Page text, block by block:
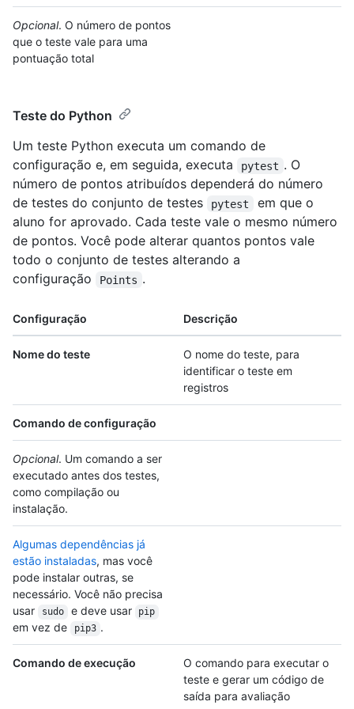
Opcional. O número de pontos
que o teste vale para uma
pontuação total
Teste do Python
Um teste Python executa um comando de
configuração e, em seguida, executa
pytest . O
número de pontos atribuídos dependerá do número
de testes do conjunto de testes
pytest
em que o
aluno for aprovado. Cada teste vale o mesmo número
de pontos. Você pode alterar quantos pontos vale
todo o conjunto de testes alterando a
configuração
Points .
Configuração Descrição
Nome do teste
O nome do teste, para
identificar o teste em
registros
Comando de configuração
Opcional. Um comando a ser
executado antes dos testes,
como compilação ou
instalação.
Algumas dependências já
estão instaladas, mas você
pode instalar outras, se
necessário. Você não precisa
usar
sudo e deve usar pip
em vez de pip3 .
Comando de execução
O comando para executar o
teste e gerar um código de
saída para avaliação